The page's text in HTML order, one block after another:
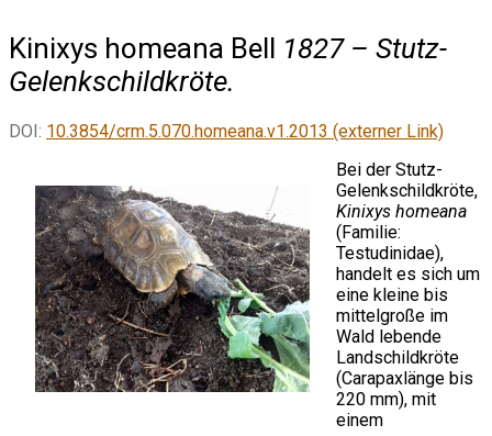
Kinixys homeana Bell 1827 – Stutz-
Gelenkschildkröte.
DOI: 10.3854/crm.5.070.homeana.v1.2013 (externer Link)
Bei der Stutz-
Gelenkschildkröte,
Kinixys homeana
(Familie:
Testudinidae),
handelt es sich um
eine kleine bis
mittelgroße im
Wald lebende
Landschildkröte
(Carapaxlänge bis
220 mm), mit
einem